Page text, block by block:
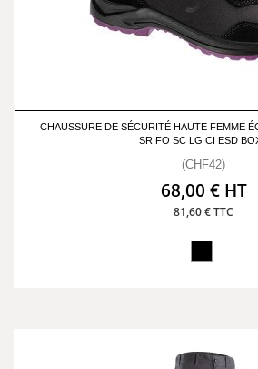
CHAUSSURE DE SÉCURITÉ HAUTE FEMME
SR FO SC LG CI ESD
(CHF42)
68,00 € HT
81,60 € TTC